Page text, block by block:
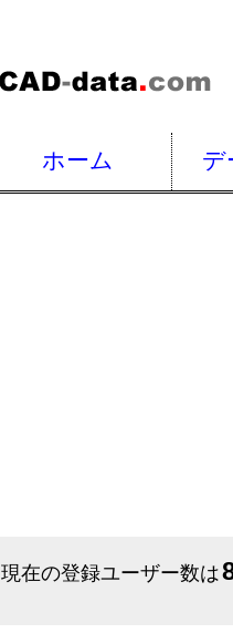
ホーム デ
現在の登録ユーザー数は